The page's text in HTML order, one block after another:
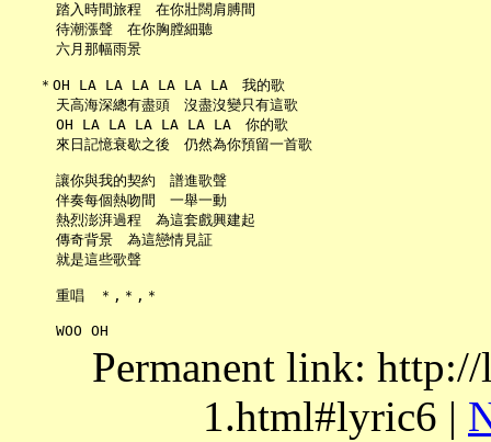
     踏入時間旅程　在你壯闊肩膊間
     待潮漲聲　在你胸膛細聽
     六月那幅雨景
   ＊OH LA LA LA LA LA LA　我的歌
     天高海深總有盡頭　沒盡沒變只有這歌
     OH LA LA LA LA LA LA　你的歌
     來日記憶衰歇之後　仍然為你預留一首歌
     讓你與我的契約　譜進歌聲
     伴奏每個熱吻間　一舉一動
     熱烈澎湃過程　為這套戲興建起
     傳奇背景　為這戀情見証
     就是這些歌聲
     重唱　＊,＊,＊
Permanent link:
1.html#lyric6 |